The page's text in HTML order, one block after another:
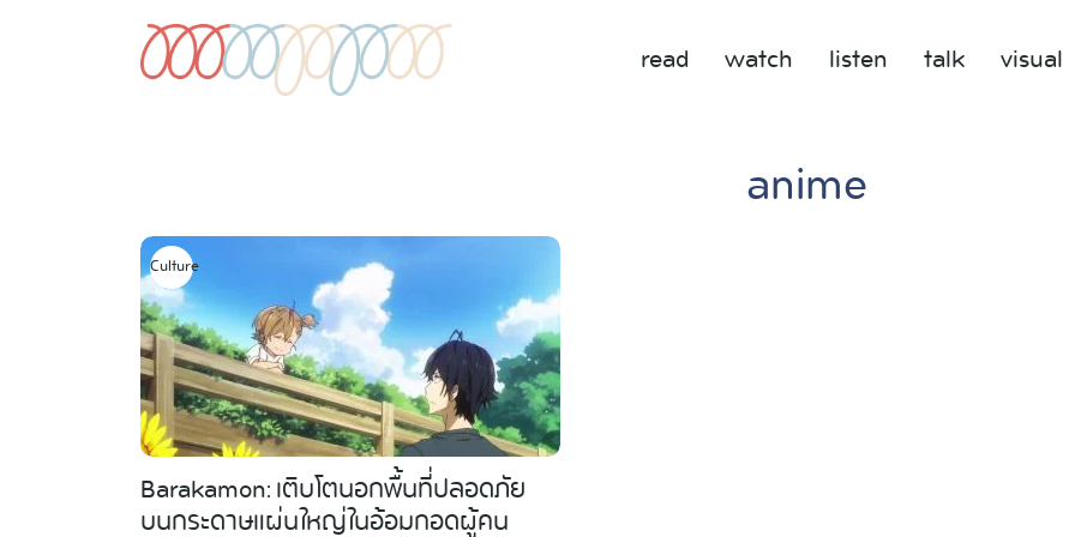
read watch listen talk visual
anime
Culture
Barakamon: เติบโตนอกพื้นที่ปลอดภัย
บนกระดาษแผ่นใหญ่ในอ้อมกอดผู้คน